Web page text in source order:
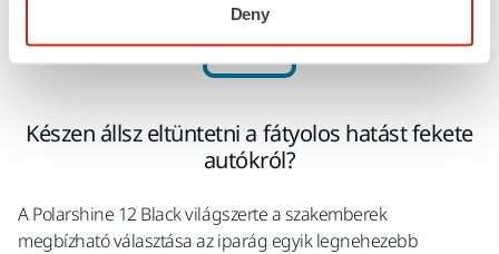
Deny
Készen állsz eltüntetni a fátyolos hatást fekete
autókról?
A Polarshine 12 Black világszerte a szakemberek
megbízható választása az iparág egyik legnehezebb